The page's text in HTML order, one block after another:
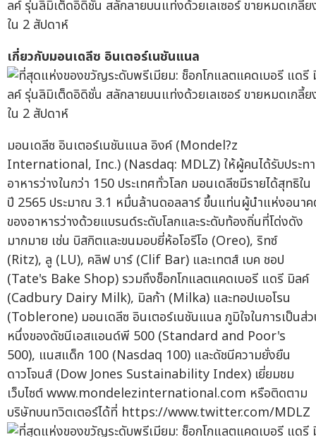
เกี่ยวกับมอนเดลีซ อินเตอร์เนชันแนล
มอนเดลีซ อินเตอร์เนชันแนล อิงค์ (Mondel?z
International, Inc.) (Nasdaq: MDLZ) ให้ผู้คนได้รับประท
อาหารว่างในกว่า 150 ประเทศทั่วโลก มอนเดลีซมีรายได้สุทธิใน
ปี 2565 ประมาณ 3.1 หมื่นล้านดอลลาร์ ขึ้นแท่นผู้นำแห่งอนา
ของอาหารว่างด้วยแบรนด์ระดับโลกและระดับท้องถิ่นที่โด่งดัง
มากมาย เช่น บิสกิตและขนมอบยี่ห้อโอรีโอ (Oreo), ริทซ์
(Ritz), ลู (LU), คลิฟ บาร์ (Clif Bar) และเทตส์ เบค ชอป
(Tate's Bake Shop) รวมถึงช็อกโกแลตแคดเบอรี แดรี มิลค์
(Cadbury Dairy Milk), มิลก้า (Milka) และทอปเบอโรน
(Toblerone) มอนเดลีซ อินเตอร์เนชันแนล ภูมิใจในการเป็นส่
หนึ่งของดัชนีเอสแอนด์พี 500 (Standard and Poor's
500), แนสแด็ก 100 (Nasdaq 100) และดัชนีความยั่งยืน
ดาวโจนส์ (Dow Jones Sustainability Index) เยี่ยมชม
เว็บไซต์ www.mondelezinternational.com หรือติดตาม
บริษัทบนทวิตเตอร์ได้ที่ https://www.twitter.com/MDLZ